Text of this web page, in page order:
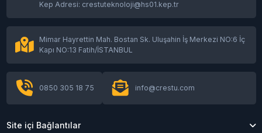
Kep Adresi: crestuteknoloji@hs01.kep.tr
Mimar Hayrettin Mah. Bostan Sk. Uluşahin İş Merkezi NO:6 İç
Kapı NO:13 Fatih/İSTANBUL
0850 305 18 75 info@crestu.com
Site içi Bağlantılar